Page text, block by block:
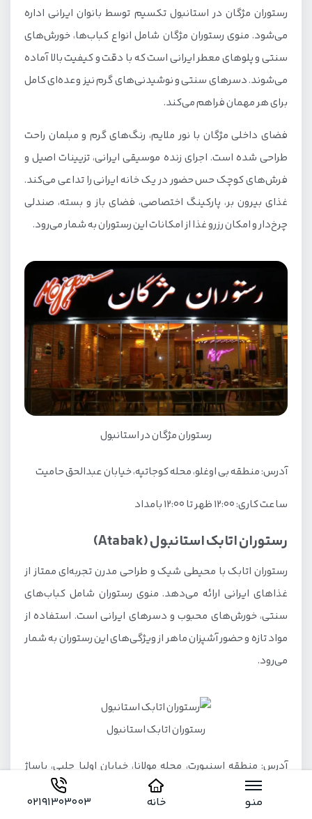
منو خانه 02191303003
رستوران مژگان در استانبول تکسیم توسط بانوان ایرانی اداره
می‌شود. منوی رستوران مژگان شامل انواع کباب‌ها، خورش‌های
سنتی و پلوهای معطر ایرانی است که با دقت و کیفیت بالا آماده
می‌شوند. دسرهای سنتی و نوشیدنی‌های گرم نیز وعده‌ای کامل
برای هر مهمان فراهم می‌کند.
فضای داخلی مژگان با نور ملایم، رنگ‌های گرم و مبلمان راحت
طراحی شده است. اجرای زنده موسیقی ایرانی، تزیینات اصیل و
فرش‌های کوچک حس حضور در یک خانه ایرانی را تداعی می‌کند.
غذای بیرون بر، پارکینگ اختصاصی، فضای باز و بسته، صندلی
چرخ‌دار و امکان رزرو غذا از امکانات این رستوران به شمار می‌رود.
رستوران مژگان در استانبول
آدرس: منطقه بی اوغلو، محله کوجاتپه، خیابان عبدالحق حامیت
ساعت کاری: ۱۲:۰۰ ظهر تا ۱۲:۰۰ بامداد
رستوران اتابک استانبول (Atabak)
رستوران اتابک با محیطی شیک و طراحی مدرن تجربه‌ای ممتاز از
غذاهای ایرانی ارائه می‌دهد. منوی رستوران شامل کباب‌های
سنتی، خورش‌های محبوب و دسرهای ایرانی است. استفاده از
مواد تازه و حضور آشپزان ماهر از ویژگی‌های این رستوران به شمار
می‌رود.
رستوران اتابک استانبول
آدرس: منطقه اسنیورت، محله مولانا، خیابان اولیا چلبی، پاساژ
اینجیلر